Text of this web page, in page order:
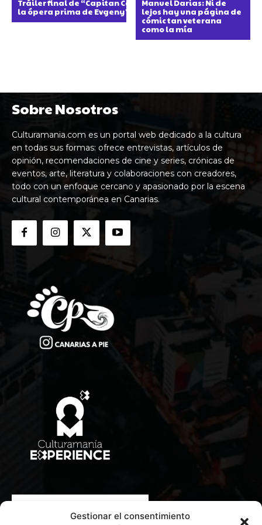
Gestionar el consentimiento
Tráiler final de “Capitan Carver”,
la ópera prima de Evgeny Yablokov
Manuel Darias: Ni de
lejos hay una página de
cómic tan veterana
como la mía
Sobre Nosotros
Culturamania.com es un portal web dedicado a la cultura
en todas sus formas: ofrece entrevistas, artículos de
opinión, recomendaciones de cine y series, crónicas de
eventos, arte, literatura y colaboraciones con creadores,
todo con un enfoque cercano y apasionado por la escena
cultural contemporánea en Canarias.